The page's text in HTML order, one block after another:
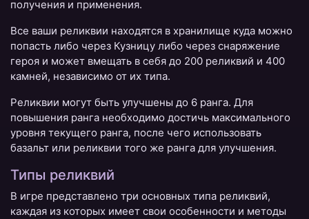
получения и применения.
Все ваши реликвии находятся в хранилище куда можно
попасть либо через Кузницу либо через снаряжение
героя и может вмещать в себя до 200 реликвий и 400
камней, независимо от их типа.
Реликвии могут быть улучшены до 6 ранга. Для
повышения ранга необходимо достичь максимального
уровня текущего ранга, после чего использовать
базальт или реликвии того же ранга для улучшения.
Типы реликвий
В игре представлено три основных типа реликвий,
каждая из которых имеет свои особенности и методы